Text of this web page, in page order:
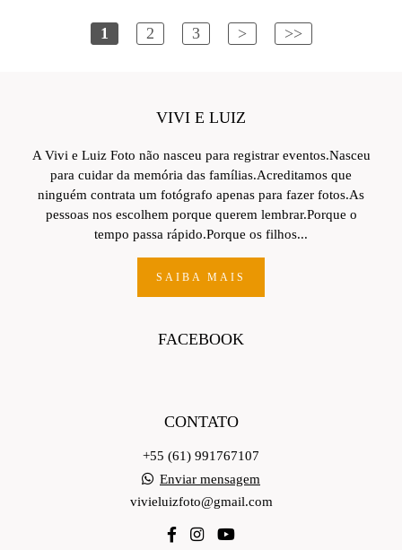
1 2 3 > >>
VIVI E LUIZ
A Vivi e Luiz Foto não nasceu para registrar eventos.Nasceu
para cuidar da memória das famílias.Acreditamos que
ninguém contrata um fotógrafo apenas para fazer fotos.As
pessoas nos escolhem porque querem lembrar.Porque o
tempo passa rápido.Porque os filhos...
SAIBA MAIS
FACEBOOK
CONTATO
+55 (61) 991767107
Enviar mensagem
vivieluizfoto@gmail.com